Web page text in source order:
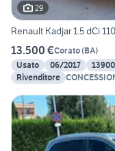
29
Renault Kadjar 1.5 dCi
13.500 €Corato(BA)
Usato
06/2017
Rivenditore